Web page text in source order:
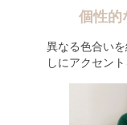
個性的
異なる色合い
しにアクセン